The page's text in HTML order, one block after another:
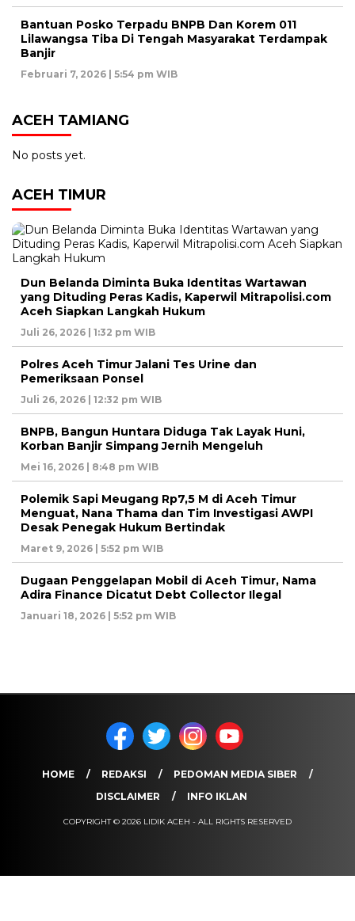
Bantuan Posko Terpadu BNPB Dan Korem 011
Lilawangsa Tiba Di Tengah Masyarakat Terdampak
Banjir
Februari 7, 2026 | 5:54 pm WIB
ACEH TAMIANG
No posts yet.
ACEH TIMUR
Dun Belanda Diminta Buka Identitas Wartawan
yang Dituding Peras Kadis, Kaperwil Mitrapolisi.com
Aceh Siapkan Langkah Hukum
Juli 26, 2026 | 1:32 pm WIB
Polres Aceh Timur Jalani Tes Urine dan
Pemeriksaan Ponsel
Juli 26, 2026 | 12:32 pm WIB
BNPB, Bangun Huntara Diduga Tak Layak Huni,
Korban Banjir Simpang Jernih Mengeluh
Mei 16, 2026 | 8:48 pm WIB
Polemik Sapi Meugang Rp7,5 M di Aceh Timur
Menguat, Nana Thama dan Tim Investigasi AWPI
Desak Penegak Hukum Bertindak
Maret 9, 2026 | 5:52 pm WIB
Dugaan Penggelapan Mobil di Aceh Timur, Nama
Adira Finance Dicatut Debt Collector Ilegal
Januari 18, 2026 | 5:52 pm WIB
HOME REDAKSI
PEDOMAN MEDIA SIBER
DISCLAIMER
INFO IKLAN
COPYRIGHT © 2026 LIDIK ACEH - ALL RIGHTS RESERVED